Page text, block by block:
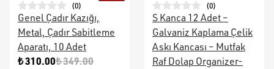
(0)
Genel Çadır Kazığı,
Metal, Çadır Sabitleme
Aparatı, 10 Adet
₺ 310.00₺ 349.00
(0)
S Kanca 12 Adet –
Galvaniz Kaplama Çelik
Askı Kancası – Mutfak
Raf Dolap Organizer-